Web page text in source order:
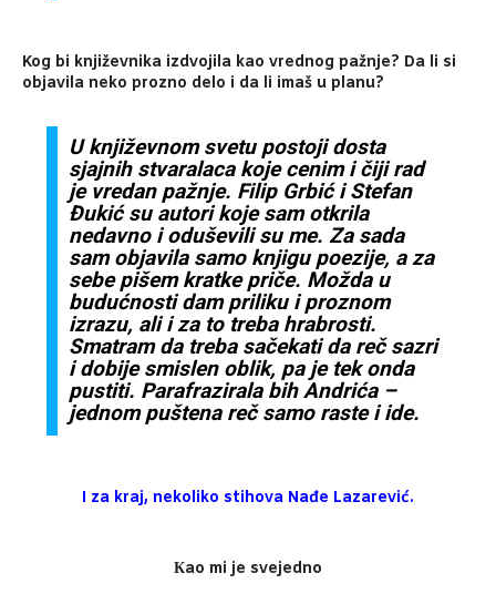
Kog bi književnika izdvojila kao vrednog pažnje? Da li si
objavila neko prozno delo i da li imaš u planu?
U književnom svetu postoji dosta
sjajnih stvaralaca koje cenim i čiji rad
je vredan pažnje. Filip Grbić i Stefan
Đukić su autori koje sam otkrila
nedavno i oduševili su me. Za sada
sam objavila samo knjigu poezije, a za
sebe pišem kratke priče. Možda u
budućnosti dam priliku i proznom
izrazu, ali i za to treba hrabrosti.
Smatram da treba sačekati da reč sazri
i dobije smislen oblik, pa je tek onda
pustiti. Parafrazirala bih Andrića –
jednom puštena reč samo raste i ide.
I za kraj, nekoliko stihova Nađe Lazarević.
Кao mi je svejedno